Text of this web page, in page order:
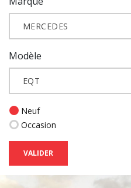
MERCEDES
Modèle
EQT
Neuf
Occasion
VALIDER